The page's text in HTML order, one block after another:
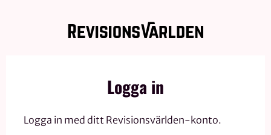
Logga in
Logga in med ditt Revisionsvärlden-konto.